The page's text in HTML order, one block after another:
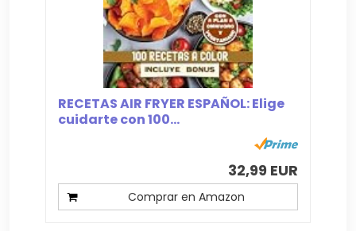
RECETAS AIR FRYER ESPAÑOL: Elige
cuidarte con 100...
32,99 EUR
Comprar en Amazon